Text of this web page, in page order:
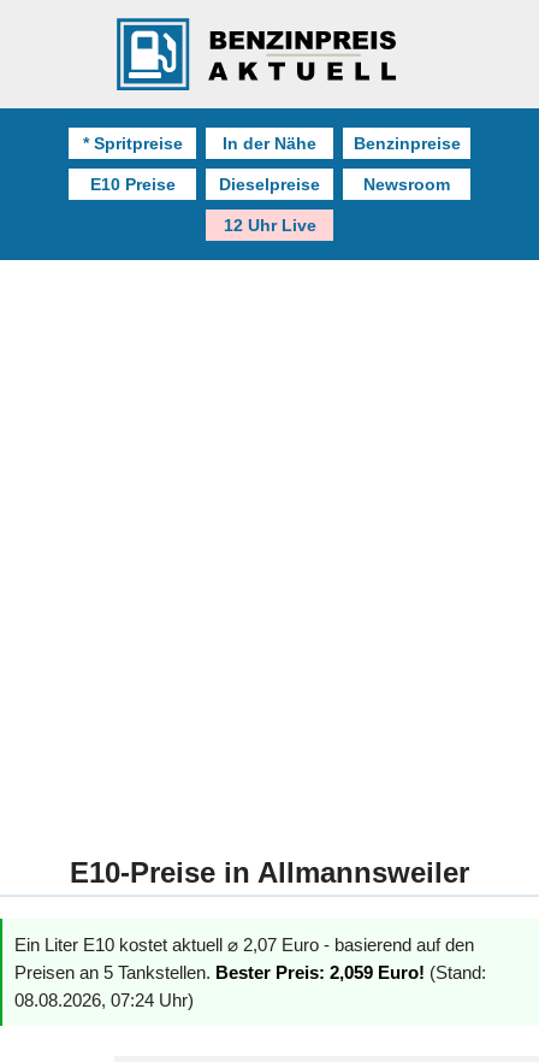
* Spritpreise In der Nähe Benzinpreise
E10 Preise Dieselpreise Newsroom
12 Uhr Live
E10-Preise in Allmannsweiler
Ein Liter E10 kostet aktuell ⌀ 2,07 Euro - basierend auf den
Preisen an 5 Tankstellen. Bester Preis: 2,059 Euro! (Stand:
08.08.2026, 07:24 Uhr)